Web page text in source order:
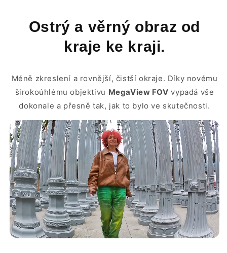
Ostrý a věrný obraz od
kraje ke kraji.
Méně zkreslení a rovnější, čistší okraje. Díky novému
širokoúhlému objektivu MegaView FOV vypadá vše
dokonale a přesně tak, jak to bylo ve skutečnosti.